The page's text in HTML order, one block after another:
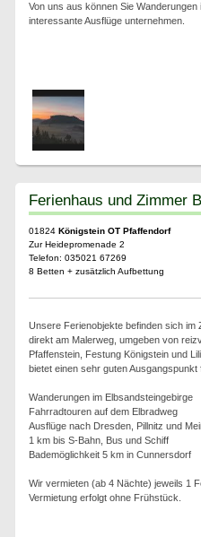
Von uns aus können Sie
interessante Ausflüge unternehmen.
Ferienhaus und Zimmer
01824 Königstein OT Pfaffendorf
Zur Heidepromenade 2
Telefon: 035021 67269
8 Betten + zusätzlich Aufbettung
Unsere Ferienobjekte befinden sich im
direkt am Malerweg, umgeben von
Pfaffenstein, Festung Königstein und
bietet einen sehr guten Ausgangspunkt
Wanderungen im Elbsandsteingebirge
Fahrradtouren auf dem Elbradweg
Ausflüge nach Dresden, Pillnitz und
1 km bis S-Bahn, Bus und Schiff
Bademöglichkeit 5 km in Cunnersdorf
Wir vermieten (ab 4 Nächte) jeweils 1
Vermietung erfolgt ohne Frühstück.